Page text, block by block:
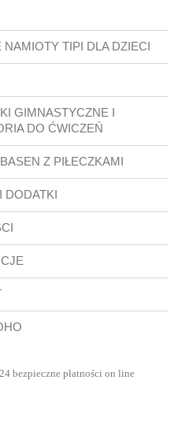
NAMIOTY TIPI DLA DZIECI
GIMNASTYCZNE I
DO ĆWICZEŃ
Z PIŁECZKAMI
DODATKI